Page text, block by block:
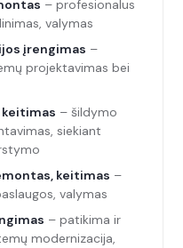
– profesionalus
valymas
įrengimas –
projektavimas bei
– šildymo
siekiant
keitimas –
valymas
– patikima ir
modernizacija,